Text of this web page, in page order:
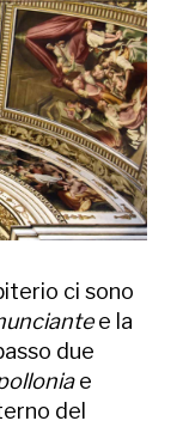
ci sono
e la
due
e
del